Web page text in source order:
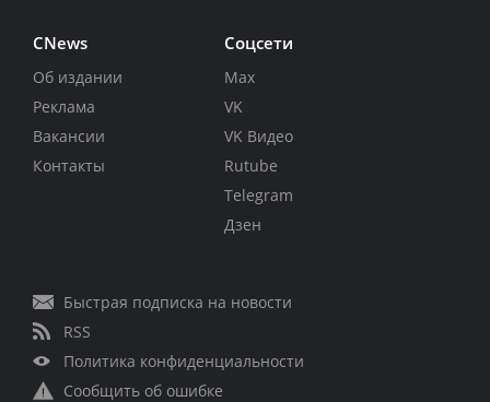
CNews
Об издании
Реклама
Вакансии
Контакты
Соцсети
Max
VK
VK Видео
Rutube
Telegram
Дзен
Быстрая подписка на новости
RSS
Политика конфиденциальности
Сообщить об ошибке